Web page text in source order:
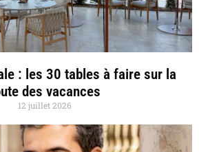
: les 30 tables à faire sur la
des vacances
12 juillet 2026